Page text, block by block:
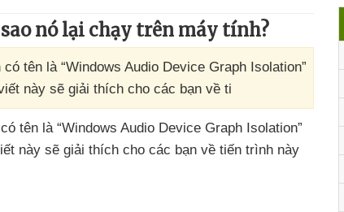
nó lại chạy trên máy tính?
tên là “Windows Audio Device Graph Isolation”
này sẽ giải thích cho các bạn về ti
tên là “Windows Audio Device Graph Isolation”
này sẽ giải thích cho các bạn về tiến trình này